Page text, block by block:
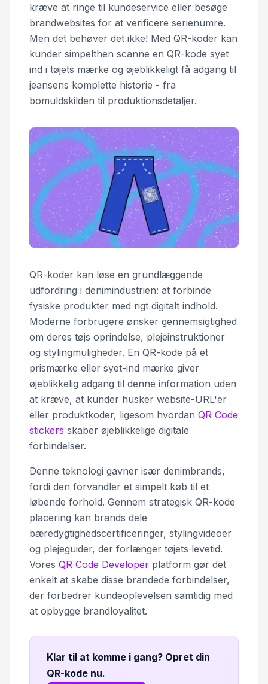
kræve at ringe til kundeservice eller besøge
brandwebsites for at verificere serienumre.
Men det behøver det ikke! Med QR-koder kan
kunder simpelthen scanne en QR-kode syet
ind i tøjets mærke og øjeblikkeligt få adgang til
jeansens komplette historie - fra
bomuldskilden til produktionsdetaljer.
QR-koder kan løse en grundlæggende
udfordring i denimindustrien: at forbinde
fysiske produkter med rigt digitalt indhold.
Moderne forbrugere ønsker gennemsigtighed
om deres tøjs oprindelse, plejeinstruktioner
og stylingmuligheder. En QR-kode på et
prismærke eller syet-ind mærke giver
øjeblikkelig adgang til denne information uden
at kræve, at kunder husker website-URL'er
eller produktkoder, ligesom hvordan QR Code
stickers skaber øjeblikkelige digitale
forbindelser.
Denne teknologi gavner især denimbrands,
fordi den forvandler et simpelt køb til et
løbende forhold. Gennem strategisk QR-kode
placering kan brands dele
bæredygtighedscertificeringer, stylingvideoer
og plejeguider, der forlænger tøjets levetid.
Vores QR Code Developer platform gør det
enkelt at skabe disse brandede forbindelser,
der forbedrer kundeoplevelsen samtidig med
at opbygge brandloyalitet.
Klar til at komme i gang? Opret din
QR-kode nu.